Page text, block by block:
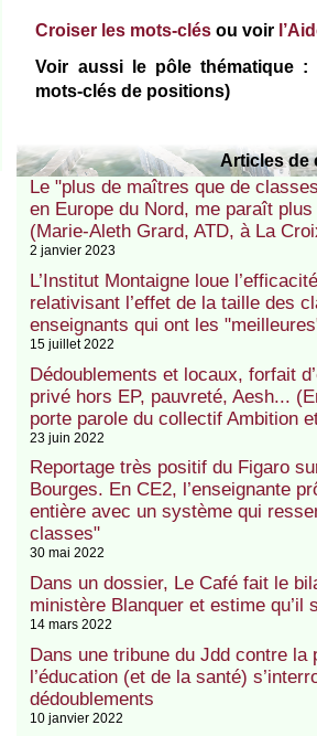
Croiser les mots-clés ou voir
Voir aussi le pôle thématique :
mots-clés de positions)
Articles de
Le "plus de maîtres que de
en Europe du Nord, me paraît
(Marie-Aleth Grard, ATD, à La
2 janvier 2023
L’Institut Montaigne loue
relativisant l’effet de la taille des
enseignants qui ont les
15 juillet 2022
Dédoublements et locaux, forfait
privé hors EP, pauvreté, Aesh...
porte parole du collectif Ambition
23 juin 2022
Reportage très positif du Figaro
Bourges. En CE2, l’enseignante
entière avec un système qui
classes"
30 mai 2022
Dans un dossier, Le Café fait le
ministère Blanquer et estime
14 mars 2022
Dans une tribune du Jdd contre la
l’éducation (et de la santé)
dédoublements
10 janvier 2022